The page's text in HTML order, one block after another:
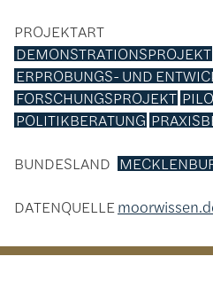
PROJEKTART
DEMONSTRATIONSPROJEKT
ERPROBUNGS- UND
FORSCHUNGSPROJEKT
POLITIKBERATUNG
BUNDESLAND
DATENQUELLE